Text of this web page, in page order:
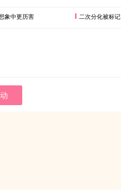
象中更历害 二次分化被标记